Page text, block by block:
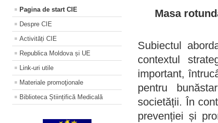
Pagina de start CIE
Despre CIE
Activități CIE
Republica Moldova și UE
Link-uri utile
Materiale promoţionale
Biblioteca Științifică Medicală
Masa
Subiectul
contextul
important,
pentru
societății. În
prevenției și